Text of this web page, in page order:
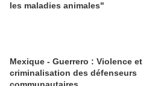
les maladies animales"
Mexique - Guerrero : Violence et
criminalisation des défenseurs